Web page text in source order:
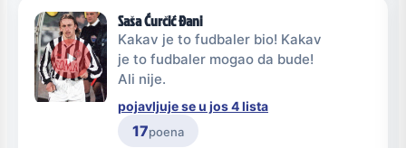
Saša Ćurčić Đani
Kakav je to fudbaler bio! Kakav
je to fudbaler mogao da bude!
Ali nije.
pojavljuje se u jos 4 lista
17poena